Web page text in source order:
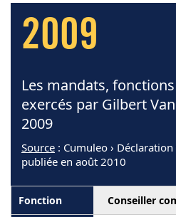
2009
Les mandats,
exercés par Gilbert
2009
Source : Cumuleo ›
publiée en août 2010
Conseiller